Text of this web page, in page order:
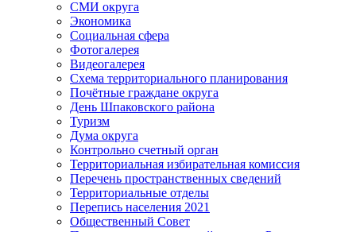
СМИ округа
Экономика
Социальная сфера
Фотогалерея
Видеогалерея
Схема территориального планирования
Почётные граждане округа
День Шпаковского района
Туризм
Дума округа
Контрольно счетный орган
Территориальная избирательная комиссия
Перечень пространственных сведений
Территориальные отделы
Перепись населения 2021
Общественный Совет